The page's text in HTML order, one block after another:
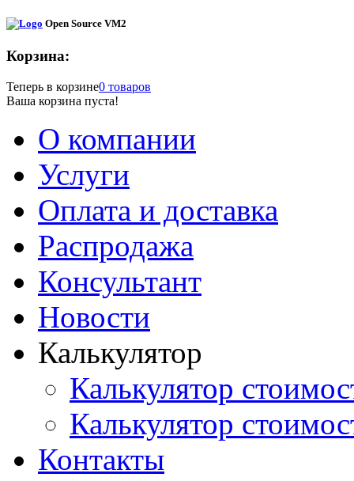
Open Source VM2
Корзина:
Теперь в корзине0 товаров
Ваша корзина пуста!
О компании
Услуги
Оплата и доставка
Распродажа
Консультант
Новости
Калькулятор
Калькулятор
Калькулятор
Контакты